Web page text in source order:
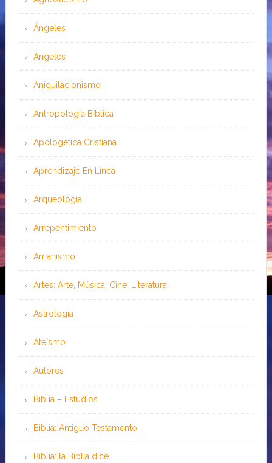
Ángeles
Angeles
Aniquilacionismo
Antropología Bíblica
Apologética Cristiana
Aprendizaje En Línea
Arqueología
Arrepentimiento
Arrianismo
Artes: Arte, Música, Cine, Literatura
Astrología
Ateísmo
Autores
Biblia – Estudios
Biblia: Antiguo Testamento
Biblia: la Biblia dice